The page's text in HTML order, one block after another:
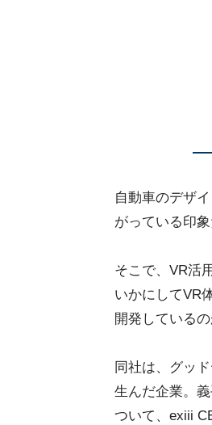
自動車のデザ
がっている印
そこで、VR活
いかにしてVR
開発している
同社は、グッ
生んだ企業。
ついて、exiii